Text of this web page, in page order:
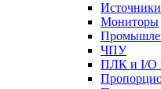
Мониторы
ЧПУ
ПЛК и I/O